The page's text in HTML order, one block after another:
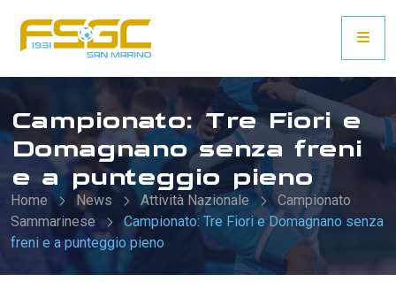
Campionato: Tre Fiori e
Domagnano senza freni
e a punteggio pieno
Home News Attività Nazionale
Campionato
Sammarinese
Campionato: Tre Fiori e Domagnano senza
freni e a punteggio pieno